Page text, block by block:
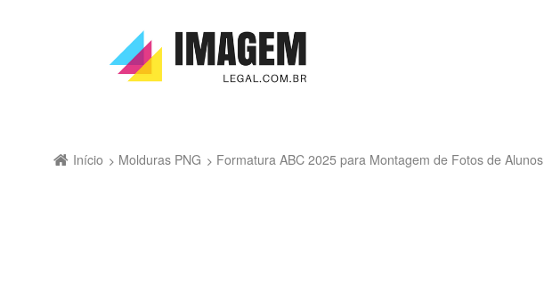
Início Molduras PNG Formatura ABC 2025 para Montagem de Fotos de Alunos